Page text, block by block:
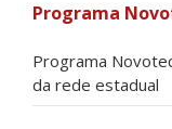
Programa
Programa
da rede estadual